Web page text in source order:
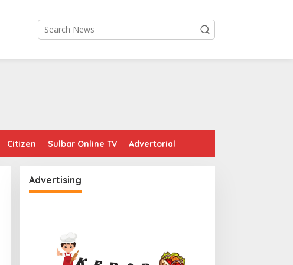
Citizen Sulbar Online TV Advertorial
Advertising